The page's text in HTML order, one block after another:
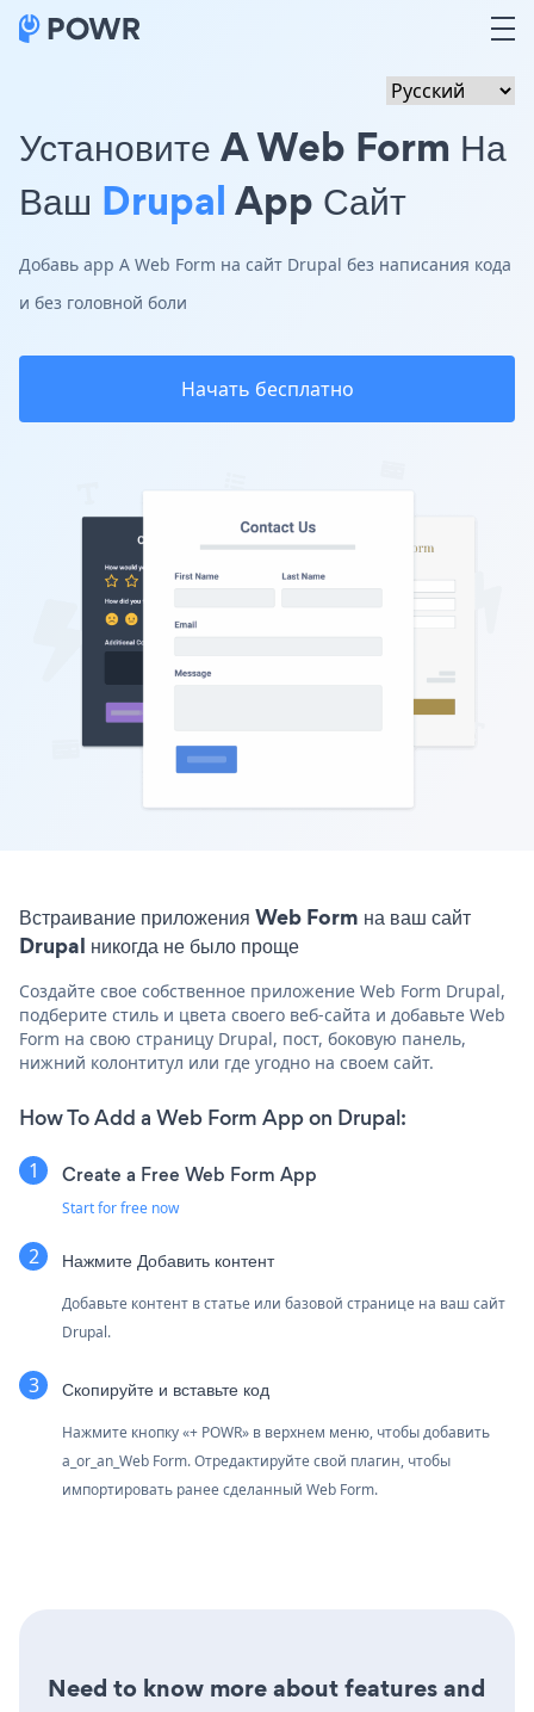
Установите A Web Form На
Ваш DrupalApp Сайт
Добавь app A Web Form на сайт Drupal без написания кода
и без головной боли
Начать бесплатно
Встраивание приложения Web Form на ваш сайт
Drupal никогда не было проще
Создайте свое собственное приложение Web Form Drupal,
подберите стиль и цвета своего веб-сайта и добавьте Web
Form на свою страницу Drupal, пост, боковую панель,
нижний колонтитул или где угодно на своем сайт.
How To Add a Web Form App on Drupal:
Create a Free Web Form App
Start for free now
Нажмите Добавить контент
Добавьте контент в статье или базовой странице на ваш сайт
Drupal.
Скопируйте и вставьте код
Нажмите кнопку «+ POWR» в верхнем меню, чтобы добавить
a_or_an_Web Form. Отредактируйте свой плагин, чтобы
импортировать ранее сделанный Web Form.
Need to know more about features and